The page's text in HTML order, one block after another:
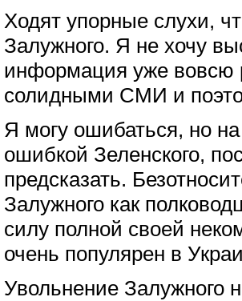
Ходят упорные слухи,
Залужного. Я не хочу
информация уже вовсю
солидными СМИ и
Я могу ошибаться, но
ошибкой Зеленского,
предсказать.
Залужного как
силу полной своей
очень популярен в
Увольнение Залужного